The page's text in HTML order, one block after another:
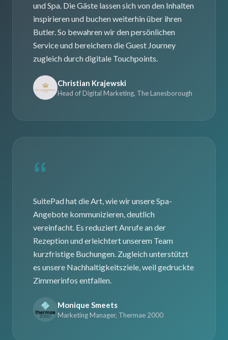
und Spa. Die Gäste lassen sich von den Inhalten
inspirieren und buchen weiterhin über ihren
Butler. So bewahren wir den persönlichen
Service und bereichern die Guest Journey
zugleich durch digitale Touchpoints.
Christian Krajewski
Head of Digital Marketing, The Lanesborough
“
SuitePad hat die Art, wie wir unsere Spa-
Angebote kommunizieren, deutlich
vereinfacht. Es reduziert Anrufe an der
Rezeption und erleichtert unserem Team
kurzfristige Buchungen. Zugleich unterstützt
es unsere Nachhaltigkeitsziele, weil gedruckte
Zimmerinfos entfallen.
Monique Smeets
Marketing Manager, Thermae 2000